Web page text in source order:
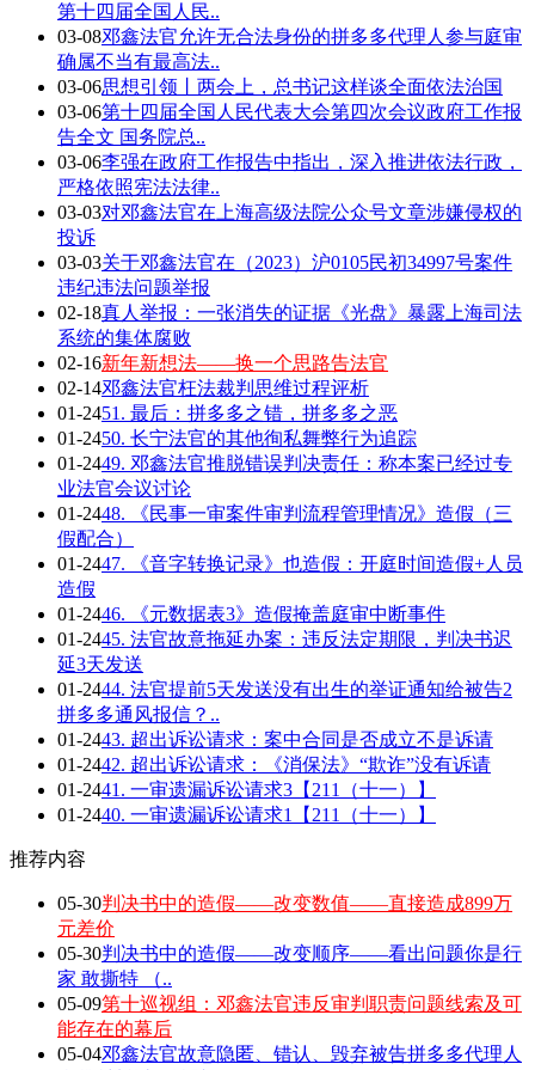
第十四届全国人民..
03-08邓鑫法官允许无合法身份的拼多多代理人参与庭审
确属不当有最高法..
03-06思想引领丨两会上，总书记这样谈全面依法治国
03-06第十四届全国人民代表大会第四次会议政府工作报
告全文 国务院总..
03-06李强在政府工作报告中指出，深入推进依法行政，
严格依照宪法法律..
03-03对邓鑫法官在上海高级法院公众号文章涉嫌侵权的
投诉
03-03关于邓鑫法官在（2023）沪0105民初34997号案件
违纪违法问题举报
02-18真人举报：一张消失的证据《光盘》暴露上海司法
系统的集体腐败
02-16新年新想法——换一个思路告法官
02-14邓鑫法官枉法裁判思维过程评析
01-2451. 最后：拼多多之错，拼多多之恶
01-2450. 长宁法官的其他徇私舞弊行为追踪
01-2449. 邓鑫法官推脱错误判决责任：称本案已经过专
业法官会议讨论
01-2448. 《民事一审案件审判流程管理情况》造假（三
假配合）
01-2447. 《音字转换记录》也造假：开庭时间造假+人员
造假
01-2446. 《元数据表3》造假掩盖庭审中断事件
01-2445. 法官故意拖延办案：违反法定期限，判决书迟
延3天发送
01-2444. 法官提前5天发送没有出生的举证通知给被告2
拼多多通风报信？..
01-2443. 超出诉讼请求：案中合同是否成立不是诉请
01-2442. 超出诉讼请求：《消保法》“欺诈”没有诉请
01-2441. 一审遗漏诉讼请求3【211（十一）】
01-2440. 一审遗漏诉讼请求1【211（十一）】
推荐内容
05-30判决书中的造假——改变数值——直接造成899万
元差价
05-30判决书中的造假——改变顺序——看出问题你是行
家 敢撕特 （..
05-09第十巡视组：邓鑫法官违反审判职责问题线索及可
能存在的幕后
05-04邓鑫法官故意隐匿、错认、毁弃被告拼多多代理人